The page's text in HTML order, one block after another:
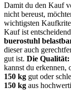
Damit du den Kauf
nicht bereust,
wichtigsten
Kauf ist
buerostuhl
dieser auch
gut ist. Die Qualität:
kannst du erkennen,
150 kg gut oder
150 kg aus